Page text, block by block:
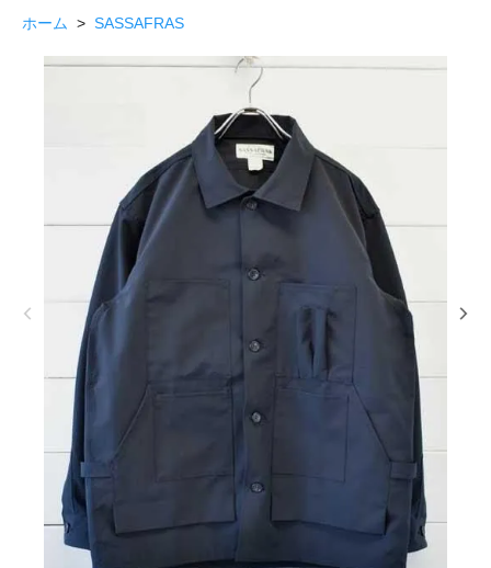
ホーム > SASSAFRAS